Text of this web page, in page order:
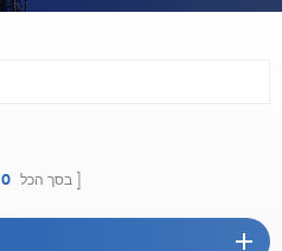
בסך הכל 0